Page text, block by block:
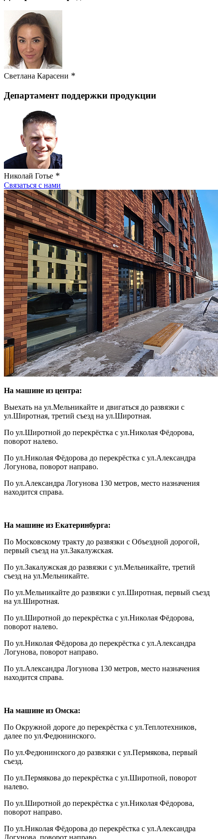
Светлана Карасени *
Департамент поддержки продукции
Николай Готье *
Связаться с нами
На машине из центра:
Выехать на ул.Мельникайте и двигаться до развязки с
ул.Широтная, третий съезд на ул.Широтная.
По ул.Широтной до перекрёстка с ул.Николая Фёдорова,
поворот налево.
По ул.Николая Фёдорова до перекрёстка с ул.Александра
Логунова, поворот направо.
По ул.Александра Логунова 130 метров, место назначения
находится справа.
На машине из Екатеринбурга:
По Московскому тракту до развязки с Объездной дорогой,
первый съезд на ул.Закалужская.
По ул.Закалужская до развязки с ул.Мельникайте, третий
съезд на ул.Мельникайте.
По ул.Мельникайте до развязки с ул.Широтная, первый съезд
на ул.Широтная.
По ул.Широтной до перекрёстка с ул.Николая Фёдорова,
поворот налево.
По ул.Николая Фёдорова до перекрёстка с ул.Александра
Логунова, поворот направо.
По ул.Александра Логунова 130 метров, место назначения
находится справа.
На машине из Омска:
По Окружной дороге до перекрёстка с ул.Теплотехников,
далее по ул.Федюнинского.
По ул.Федюнинского до развязки с ул.Пермякова, первый
съезд.
По ул.Пермякова до перекрёстка с ул.Широтной, поворот
налево.
По ул.Широтной до перекрёстка с ул.Николая Фёдорова,
поворот направо.
По ул.Николая Фёдорова до перекрёстка с ул.Александра
Логунова, поворот направо.